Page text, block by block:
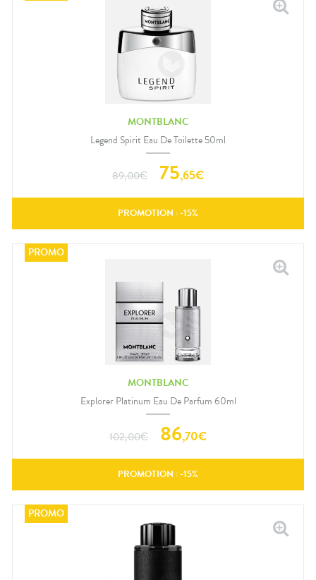
MONTBLANC
Legend Spirit Eau De Toilette 50ml
89,00€ 75,65€
PROMOTION : -15%
MONTBLANC
Explorer Platinum Eau De Parfum 60ml
102,00€ 86,70€
PROMOTION : -15%